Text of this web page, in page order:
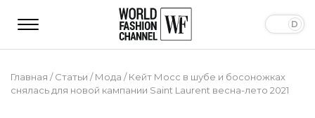
Главная /Статьи /Мода /Кейт Мосс в шубе и босоножках
снялась для новой кампании Saint Laurent весна-лето 2021